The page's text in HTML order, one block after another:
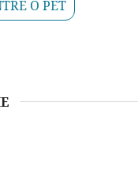
O PET